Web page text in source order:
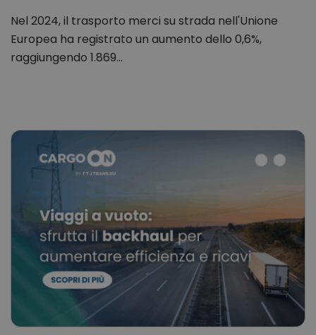
Nel 2024, il trasporto merci su strada nell'Unione
Europea ha registrato un aumento dello 0,6%,
raggiungendo 1.869…